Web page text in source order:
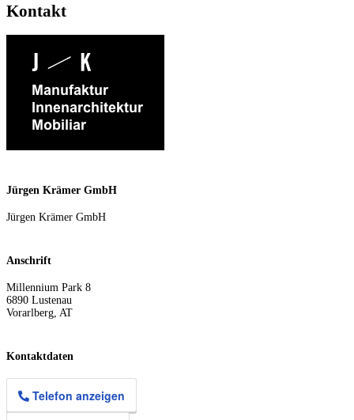
Kontakt
Jürgen Krämer GmbH
Jürgen Krämer GmbH
Anschrift
Millennium Park 8
6890 Lustenau
Vorarlberg, AT
Kontaktdaten
Telefon anzeigen